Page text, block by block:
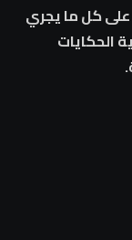
كل ما يجري
الحكايات